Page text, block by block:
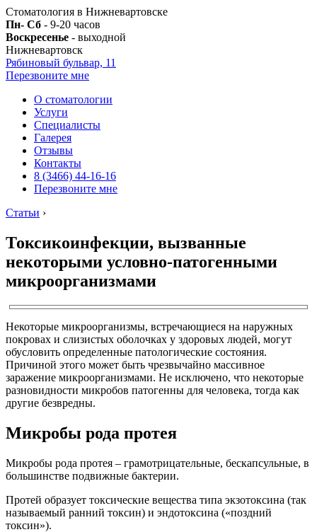
Стоматология в Нижневартовске
Пн- Сб - 9-20 часов
Воскресенье - выходной
Нижневартовск
Рябиновый бульвар, 11
Перезвоните мне
О стоматологии
Услуги
Специалисты
Галерея
Отзывы
Контакты
8 (3466) 44-16-16
Перезвоните мне
Статьи ›
Токсикоинфекции, вызванные
некоторыми условно-патогенными
микроорганизмами
Некоторые микроорганизмы, встречающиеся на наружных
покровах и слизистых оболочках у здоровых людей, могут
обусловить определенные патологические состояния.
Причиной этого может быть чрезвычайно массивное
заражение микроорганизмами. Не исключено, что некоторые
разновидности микробов патогенны для человека, тогда как
другие безвредны.
Микробы рода протея
Микробы рода протея – грамотрицательные, бескапсульные, в
большинстве подвижные бактерии.
Протей образует токсические вещества типа экзотоксина (так
называемый ранний токсин) и эндотоксина («поздний
токсин»).